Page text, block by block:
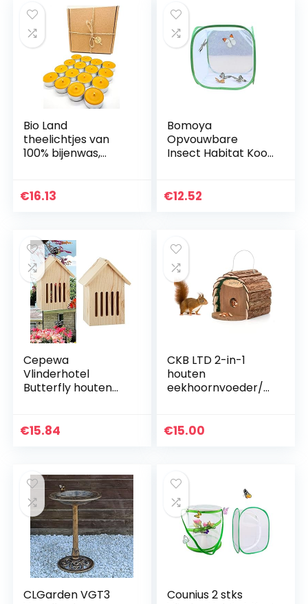
Bio Land
theelichtjes van
100% bijenwas,
hoezen, 16 stuks
€16.13
Bomoya
Opvouwbare
Insect Habitat Kooi
Tent Kas, Reus
€12.52
Cepewa
Vlinderhotel
Butterfly houten
ming voor vlinders
€15.84
CKB LTD 2-in-1
houten
eekhoornvoeder/n
voederstation of
€15.00
CLGarden VGT3
Counius 2 stks